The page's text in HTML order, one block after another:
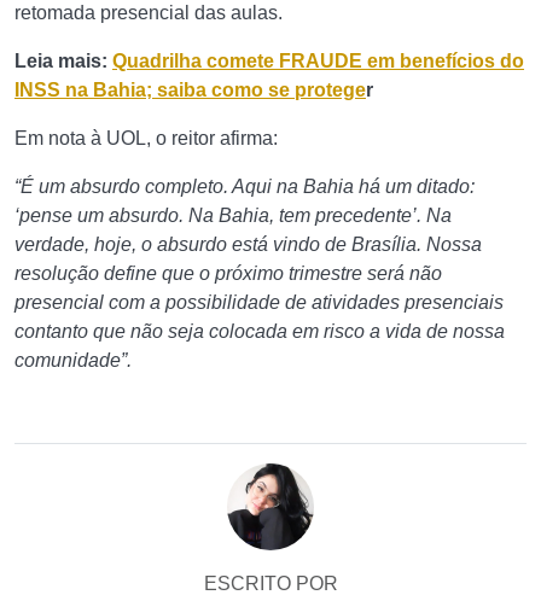
retomada presencial das aulas.
Leia mais: Quadrilha comete FRAUDE em benefícios do
INSS na Bahia; saiba como se proteger
Em nota à UOL, o reitor afirma:
“É um absurdo completo. Aqui na Bahia há um ditado:
‘pense um absurdo. Na Bahia, tem precedente’. Na
verdade, hoje, o absurdo está vindo de Brasília. Nossa
resolução define que o próximo trimestre será não
presencial com a possibilidade de atividades presenciais
contanto que não seja colocada em risco a vida de nossa
comunidade”.
ESCRITO POR